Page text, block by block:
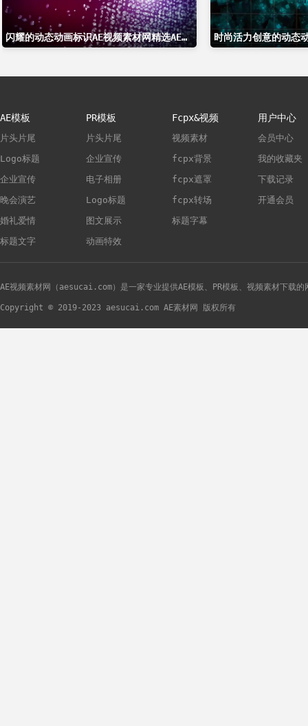
闪耀的动态动画标识AE视频素材网精选AE模板
AE模板
片头片尾
Logo标题
企业宣传
晚会演艺
婚礼爱情
标题文字
PR模板
片头片尾
企业宣传
电子相册
Logo标题
图文展示
动画特效
Fcpx&视频
视频素材
fcpx背景
fcpx遮罩
fcpx转场
标题字幕
用户中心
会员中心
我的收藏夹
下载记录
开通会员
AE视频素材网（aesucai.com）是一家专业提供AE模板、PR模板、视频素材下载的
Copyright © 2019-2023 aesucai.com AE素材网 版权所有